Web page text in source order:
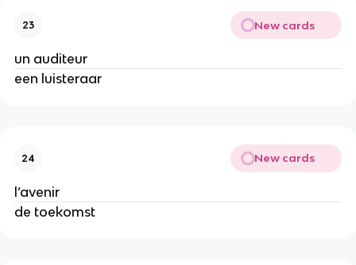
23 New cards
un auditeur
een luisteraar
24 New cards
l’avenir
de toekomst